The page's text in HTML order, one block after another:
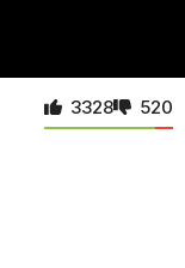
3328 520